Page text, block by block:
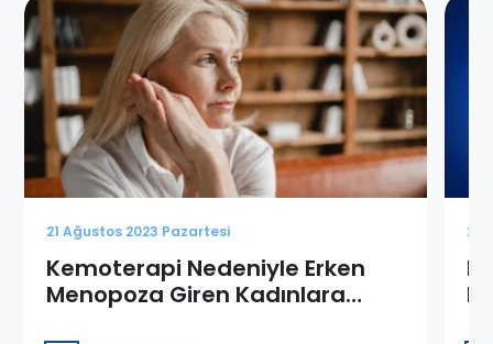
21 Ağustos 2023 Pazartesi
Kemoterapi Nedeniyle Erken
Menopoza Giren Kadınlara
21